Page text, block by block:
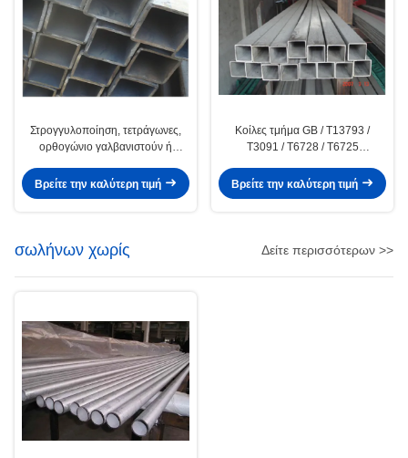
Στρογγυλοποίηση, τετράγωνες,
ορθογώνιο γαλβανιστούν ή
σωλήνες χάλυβα πετρελαίου /
σωληνώσεων
Βρείτε την καλύτερη τιμή
Κοίλες τμήμα GB / T13793 /
T3091 / T6728 / T6725
σωλήνες χάλυβα / Pipe
Βρείτε την καλύτερη τιμή
σωλήνων χωρίς Δείτε περισσότερων >>